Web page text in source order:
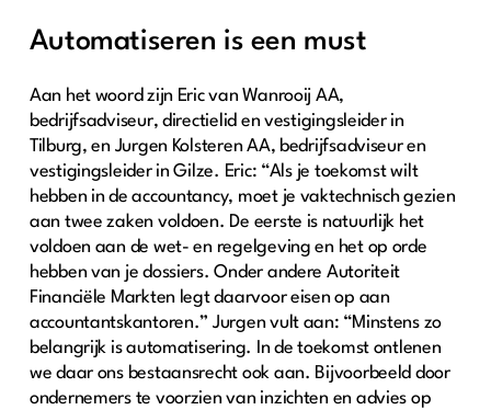
Automatiseren is een must
Aan het woord zijn Eric van Wanrooij AA,
bedrijfsadviseur, directielid en vestigingsleider in
Tilburg, en Jurgen Kolsteren AA, bedrijfsadviseur en
vestigingsleider in Gilze. Eric: “Als je toekomst wilt
hebben in de accountancy, moet je vaktechnisch gezien
aan twee zaken voldoen. De eerste is natuurlijk het
voldoen aan de wet- en regelgeving en het op orde
hebben van je dossiers. Onder andere Autoriteit
Financiële Markten legt daarvoor eisen op aan
accountantskantoren.” Jurgen vult aan: “Minstens zo
belangrijk is automatisering. In de toekomst ontlenen
we daar ons bestaansrecht ook aan. Bijvoorbeeld door
ondernemers te voorzien van inzichten en advies op